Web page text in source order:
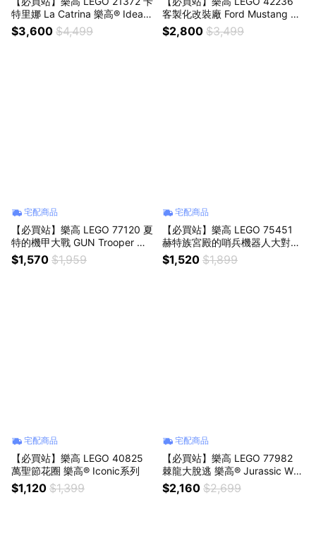
特里娜 La Catrina 樂高® Ideas
系列
$3,600 $4,499
客製化改裝廠 Ford Mustang GT
樂高® Technic系列
$2,800 $3,499
宅配商品
【必買站】樂高 LEGO 77120 夏
特的機甲大戰 GUN Trooper 樂
高® Sonic系列
$1,570 $1,959
宅配商品
【必買站】樂高 LEGO 75451
赫特族宮殿的哨兵機器人大對決
樂高® Star Wars™系列
$1,520 $1,899
宅配商品
【必買站】樂高 LEGO 40825
萬聖節花圈 樂高® Iconic系列
$1,120 $1,399
宅配商品
【必買站】樂高 LEGO 77982
棘龍大脫逃 樂高® Jurassic Worl
d系列
$2,160 $2,699